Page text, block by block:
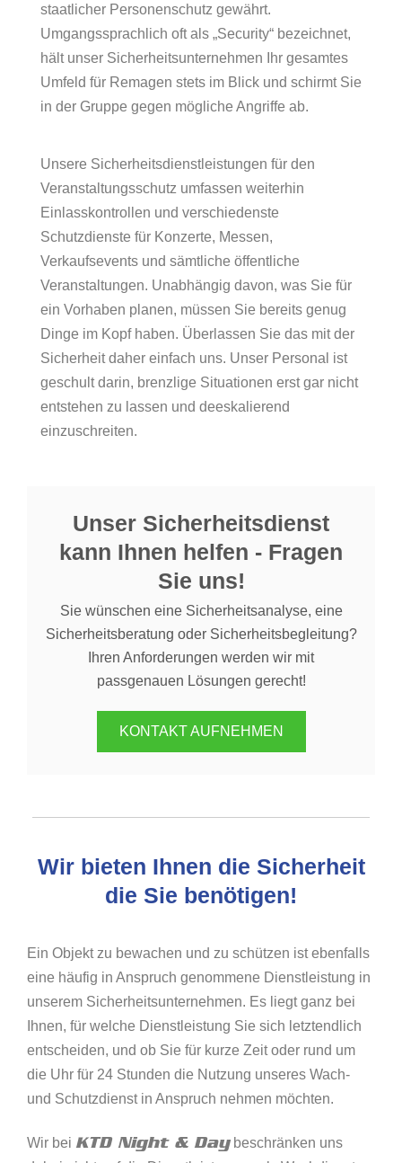
staatlicher Personenschutz gewährt.
Umgangssprachlich oft als „Security“ bezeichnet,
hält unser Sicherheitsunternehmen Ihr gesamtes
Umfeld für Remagen stets im Blick und schirmt Sie
in der Gruppe gegen mögliche Angriffe ab.
Unsere Sicherheitsdienstleistungen für den
Veranstaltungsschutz umfassen weiterhin
Einlasskontrollen und verschiedenste
Schutzdienste für Konzerte, Messen,
Verkaufsevents und sämtliche öffentliche
Veranstaltungen. Unabhängig davon, was Sie für
ein Vorhaben planen, müssen Sie bereits genug
Dinge im Kopf haben. Überlassen Sie das mit der
Sicherheit daher einfach uns. Unser Personal ist
geschult darin, brenzlige Situationen erst gar nicht
entstehen zu lassen und deeskalierend
einzuschreiten.
Unser Sicherheitsdienst
kann Ihnen helfen - Fragen
Sie uns!
Sie wünschen eine Sicherheitsanalyse, eine
Sicherheitsberatung oder Sicherheitsbegleitung?
Ihren Anforderungen werden wir mit
passgenauen Lösungen gerecht!
KONTAKT AUFNEHMEN
Wir bieten Ihnen die Sicherheit
die Sie benötigen!
Ein Objekt zu bewachen und zu schützen ist ebenfalls
eine häufig in Anspruch genommene Dienstleistung in
unserem Sicherheitsunternehmen. Es liegt ganz bei
Ihnen, für welche Dienstleistung Sie sich letztendlich
entscheiden, und ob Sie für kurze Zeit oder rund um
die Uhr für 24 Stunden die Nutzung unseres Wach-
und Schutzdienst in Anspruch nehmen möchten.
Wir bei KTD Night & Daybeschränken uns